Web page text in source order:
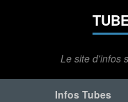
Le site d'infos
Infos Tubes